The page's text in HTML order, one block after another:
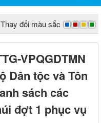
Thay đổi màu sắc
VPQGDTMN
Dân tộc và Tôn
sách các
đợt 1 phục vụ